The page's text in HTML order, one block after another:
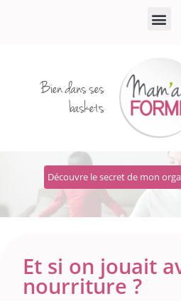
Bien dans ses
baskets
Découvre le secret de mon
Et si on jouait
nourriture ?